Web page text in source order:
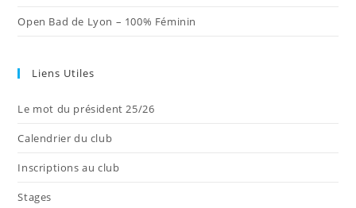
Open Bad de Lyon – 100% Féminin
Liens Utiles
Le mot du président 25/26
Calendrier du club
Inscriptions au club
Stages